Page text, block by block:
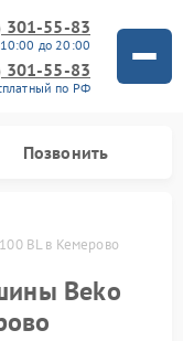
301-55-83
10:00 до 20:00
301-55-83
по РФ
Позвонить
BL в Кемерово
Beko